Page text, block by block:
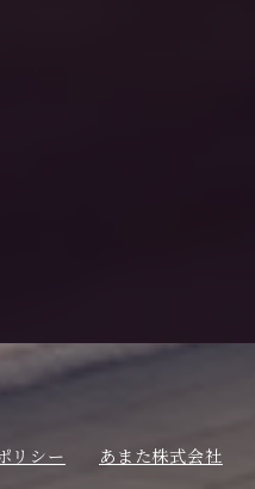
リシー あまた株式会社